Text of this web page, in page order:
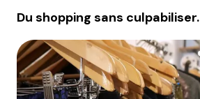
Du shopping sans culpabiliser.